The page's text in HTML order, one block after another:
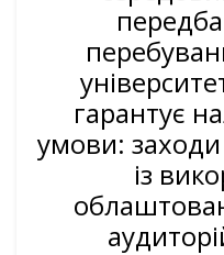
гарантує
умови:
із